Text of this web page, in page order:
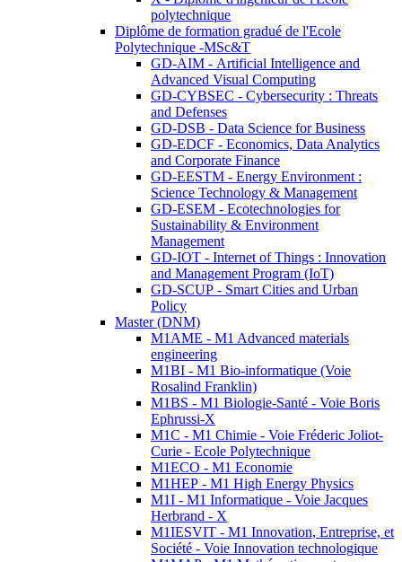
polytechnique
Diplôme de formation gradué de l'Ecole
Polytechnique -MSc&T
GD-AIM - Artificial Intelligence and
Advanced Visual Computing
GD-CYBSEC - Cybersecurity : Threats
and Defenses
GD-DSB - Data Science for Business
GD-EDCF - Economics, Data Analytics
and Corporate Finance
GD-EESTM - Energy Environment :
Science Technology & Management
GD-ESEM - Ecotechnologies for
Sustainability & Environment
Management
GD-IOT - Internet of Things : Innovation
and Management Program (IoT)
GD-SCUP - Smart Cities and Urban
Policy
Master (DNM)
M1AME - M1 Advanced materials
engineering
M1BI - M1 Bio-informatique (Voie
Rosalind Franklin)
M1BS - M1 Biologie-Santé - Voie Boris
Ephrussi-X
M1C - M1 Chimie - Voie Fréderic Joliot-
Curie - Ecole Polytechnique
M1ECO - M1 Economie
M1HEP - M1 High Energy Physics
M1I - M1 Informatique - Voie Jacques
Herbrand - X
M1IESVIT - M1 Innovation, Entreprise, et
Société - Voie Innovation technologique